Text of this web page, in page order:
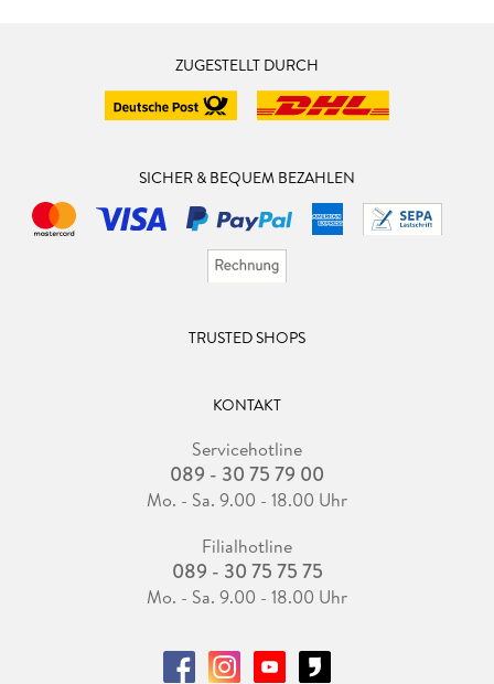
ZUGESTELLT DURCH
SICHER & BEQUEM BEZAHLEN
TRUSTED SHOPS
KONTAKT
Servicehotline
089 - 30 75 79 00
Mo. - Sa. 9.00 - 18.00 Uhr
Filialhotline
089 - 30 75 75 75
Mo. - Sa. 9.00 - 18.00 Uhr